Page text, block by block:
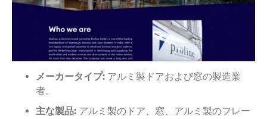
メーカータイプ: アルミ製ドアおよび窓の製造業
者。
主な製品: アルミ製のドア、窓、アルミ製のフレー